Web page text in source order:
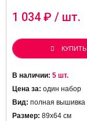
1 034 ₽ / шт.
КУПИТЬ
В наличии: 5 шт.
Цена за: один набор
Вид: полная вышивка
Размер: 89х64 см